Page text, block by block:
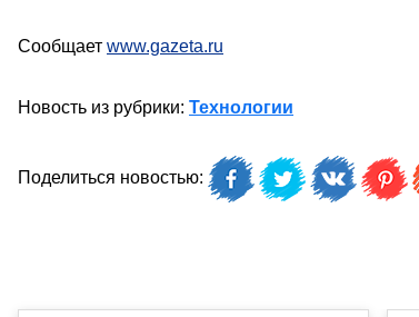
Сообщает www.gazeta.ru
Новость из рубрики: Технологии
Поделиться новостью: